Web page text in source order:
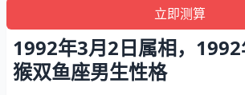
1992年3月2日属相，
猴双鱼座男生性格